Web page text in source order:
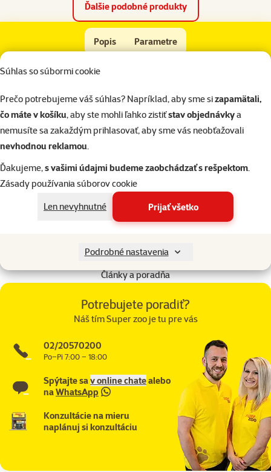
Súhlas so súbormi cookie
Prečo potrebujeme váš súhlas? Napríklad, aby sme sizapamätali,
čo máte v košíku, aby ste mohli ľahko zistiťstav objednávkya
nemusíte sa zakaždým prihlasovať, aby sme vás neobťažovali
nevhodnou reklamou.
Ďakujeme,s vašimi údajmi budeme zaobchádzať s rešpektom.
Zásady používania súborov cookie
Len nevyhnutné
Prijať všetko
Podrobné nastavenia
Ďalšie podobné produkty
Vodidlo DOG IT Karel modro-šedé L
Popis Parametre
Na začiatok stránky
Vodidlá Dog It sú pevné a odolné so širokou škálou vzorov a farieb.
Dĺžka: 1,83 m, šírka 1,9 cm.
Veľkosť psa
Veľký
Materiál
Nylon
Sivá
Typ vodítka
Klasické
Pásik
104-0413
Články a poradňa
Potrebujete poradiť?
Náš tím Super zoo je tu pre vás
02/20570200
Po–Pi 7:00 – 18:00
Spýtajte sav online chatealebo
naWhatsApp
Konzultácie na mieru
naplánuj si konzultáciu